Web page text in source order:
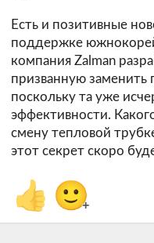
Есть и позитивные
поддержке
компания Zalman
призванную заменить
поскольку та уже
эффективности.
смену тепловой
этот секрет скоро
👍 🙂+